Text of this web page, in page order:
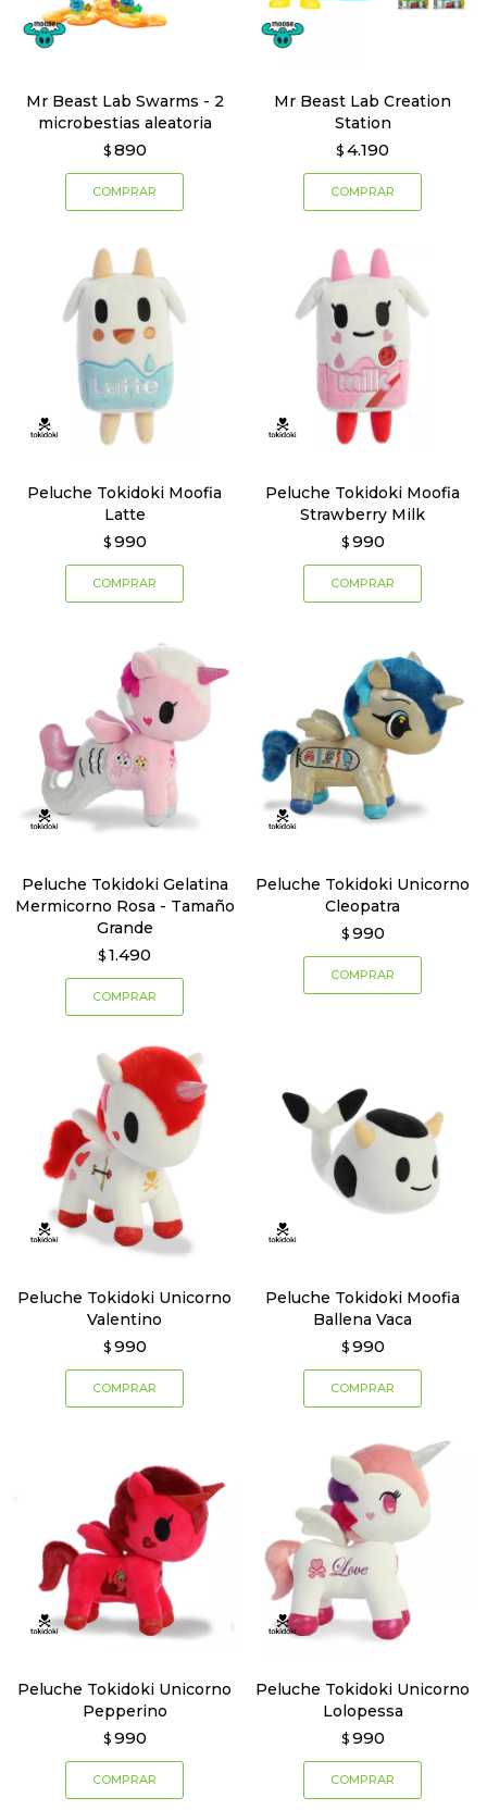
Mr Beast Lab Swarms - 2
microbestias aleatoria
$ 890
Mr Beast Lab Creation
Station
$ 4.190
Peluche Tokidoki Moofia
Latte
$ 990
Peluche Tokidoki Moofia
Strawberry Milk
$ 990
Peluche Tokidoki Gelatina
Mermicorno Rosa - Tamaño
Grande
$ 1.490
Peluche Tokidoki Unicorno
Cleopatra
$ 990
Peluche Tokidoki Unicorno
Valentino
$ 990
Peluche Tokidoki Moofia
Ballena Vaca
$ 990
Peluche Tokidoki Unicorno
Pepperino
$ 990
Peluche Tokidoki Unicorno
Lolopessa
$ 990